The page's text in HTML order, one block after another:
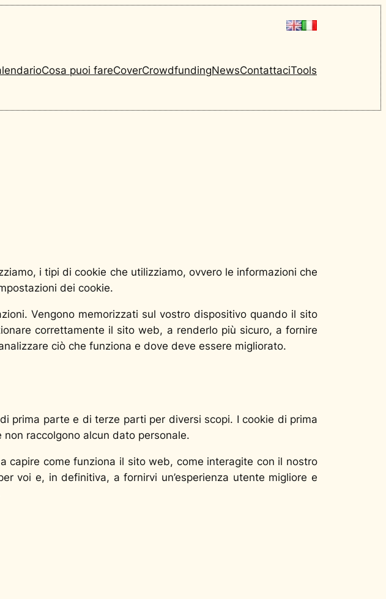
Cosa puoi fareCoverCrowdfundingNewsContattaciTools
i tipi di cookie che utilizziamo, ovvero le informazioni che
dei cookie.
Vengono memorizzati sul vostro dispositivo quando il sito
correttamente il sito web, a renderlo più sicuro, a fornire
ciò che funziona e dove deve essere migliorato.
prima parte e di terze parti per diversi scopi. I cookie di prima
raccolgono alcun dato personale.
capire come funziona il sito web, come interagite con il nostro
voi e, in definitiva, a fornirvi un’esperienza utente migliore e